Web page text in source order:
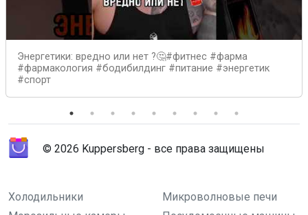
Энергетики: вредно или нет ?🤔#фитнес #фарма
#фармакология #бодибилдинг #питание #энергетик
#спорт
© 2026 Kuppersberg - все права защищены
Холодильники
Микроволновые печи